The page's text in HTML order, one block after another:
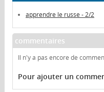
apprendre le russe - 2/2
commentaires
Il n'y a pas encore de
Pour ajouter un